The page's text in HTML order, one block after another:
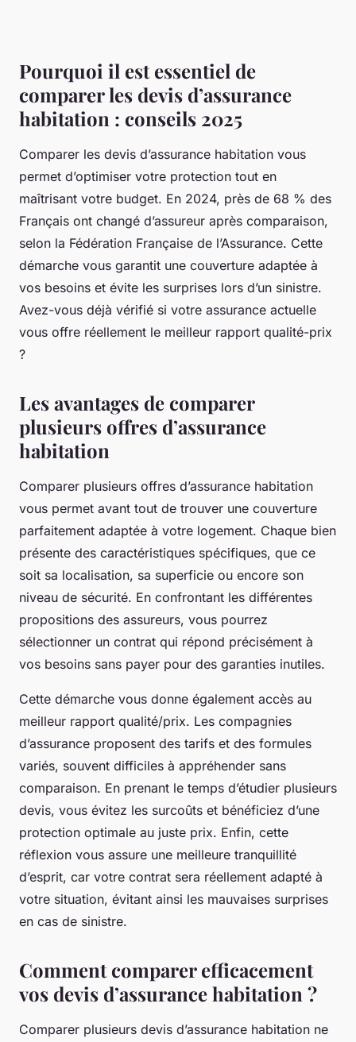
Pourquoi il est essentiel de
comparer les devis d’assurance
habitation : conseils 2025
Comparer les devis d’assurance habitation vous
permet d’optimiser votre protection tout en
maîtrisant votre budget. En 2024, près de 68 % des
Français ont changé d’assureur après comparaison,
selon la Fédération Française de l’Assurance. Cette
démarche vous garantit une couverture adaptée à
vos besoins et évite les surprises lors d’un sinistre.
Avez-vous déjà vérifié si votre assurance actuelle
vous offre réellement le meilleur rapport qualité-prix
?
Les avantages de comparer
plusieurs offres d’assurance
habitation
Comparer plusieurs offres d’assurance habitation
vous permet avant tout de trouver une couverture
parfaitement adaptée à votre logement. Chaque bien
présente des caractéristiques spécifiques, que ce
soit sa localisation, sa superficie ou encore son
niveau de sécurité. En confrontant les différentes
propositions des assureurs, vous pourrez
sélectionner un contrat qui répond précisément à
vos besoins sans payer pour des garanties inutiles.
Cette démarche vous donne également accès au
meilleur rapport qualité/prix. Les compagnies
d’assurance proposent des tarifs et des formules
variés, souvent difficiles à appréhender sans
comparaison. En prenant le temps d’étudier plusieurs
devis, vous évitez les surcoûts et bénéficiez d’une
protection optimale au juste prix. Enfin, cette
réflexion vous assure une meilleure tranquillité
d’esprit, car votre contrat sera réellement adapté à
votre situation, évitant ainsi les mauvaises surprises
en cas de sinistre.
Comment comparer efficacement
vos devis d’assurance habitation ?
Comparer plusieurs devis d’assurance habitation ne